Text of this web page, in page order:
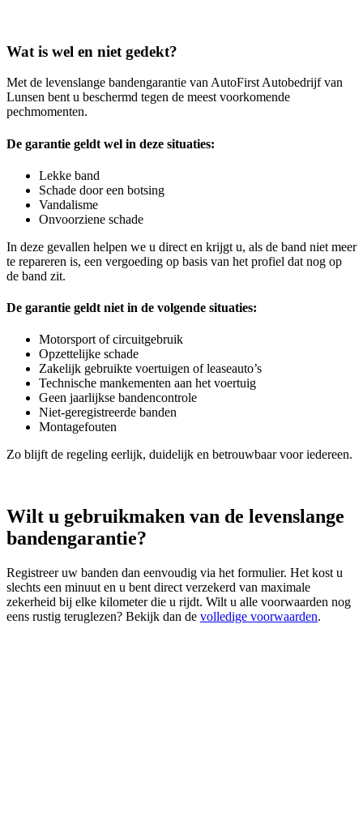
Wat is wel en niet gedekt?
Met de levenslange bandengarantie van AutoFirst Autobedrijf van
Lunsen bent u beschermd tegen de meest voorkomende
pechmomenten.
De garantie geldt wel in deze situaties:
Lekke band
Schade door een botsing
Vandalisme
Onvoorziene schade
In deze gevallen helpen we u direct en krijgt u, als de band niet meer
te repareren is, een vergoeding op basis van het profiel dat nog op
de band zit.
De garantie geldt niet in de volgende situaties:
Motorsport of circuitgebruik
Opzettelijke schade
Zakelijk gebruikte voertuigen of leaseauto’s
Technische mankementen aan het voertuig
Geen jaarlijkse bandencontrole
Niet‑geregistreerde banden
Montagefouten
Zo blijft de regeling eerlijk, duidelijk en betrouwbaar voor iedereen.
Wilt u gebruikmaken van de levenslange
bandengarantie?
Registreer uw banden dan eenvoudig via het formulier. Het kost u
slechts een minuut en u bent direct verzekerd van maximale
zekerheid bij elke kilometer die u rijdt. Wilt u alle voorwaarden nog
eens rustig teruglezen? Bekijk dan de volledige voorwaarden.